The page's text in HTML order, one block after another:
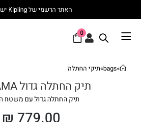
האתר הרשמי של Kipling ישראל
0
»
bags
»תיקי החתלה
תיק החתלה גדול CAMAMA
תיק החתלה גדול עם משטח